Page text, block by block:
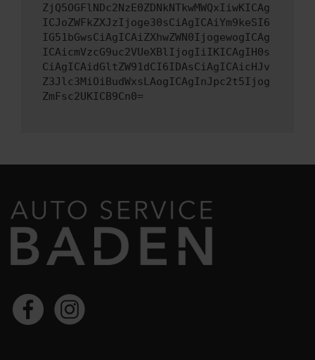
ZjQ5OGFlNDc2NzE0ZDNkNTkwMWQxIiwKICAg
ICJoZWFkZXJzIjoge30sCiAgICAiYm9keSI6
IG51bGwsCiAgICAiZXhwZWN0IjogewogICAg
ICAicmVzcG9uc2VUeXBlIjogIiIKICAgIH0s
CiAgICAidGltZW91dCI6IDAsCiAgICAicHJv
Z3Jlc3MiOiBudWxsLAogICAgInJpc2t5Ijog
ZmFsc2UKICB9Cn0=